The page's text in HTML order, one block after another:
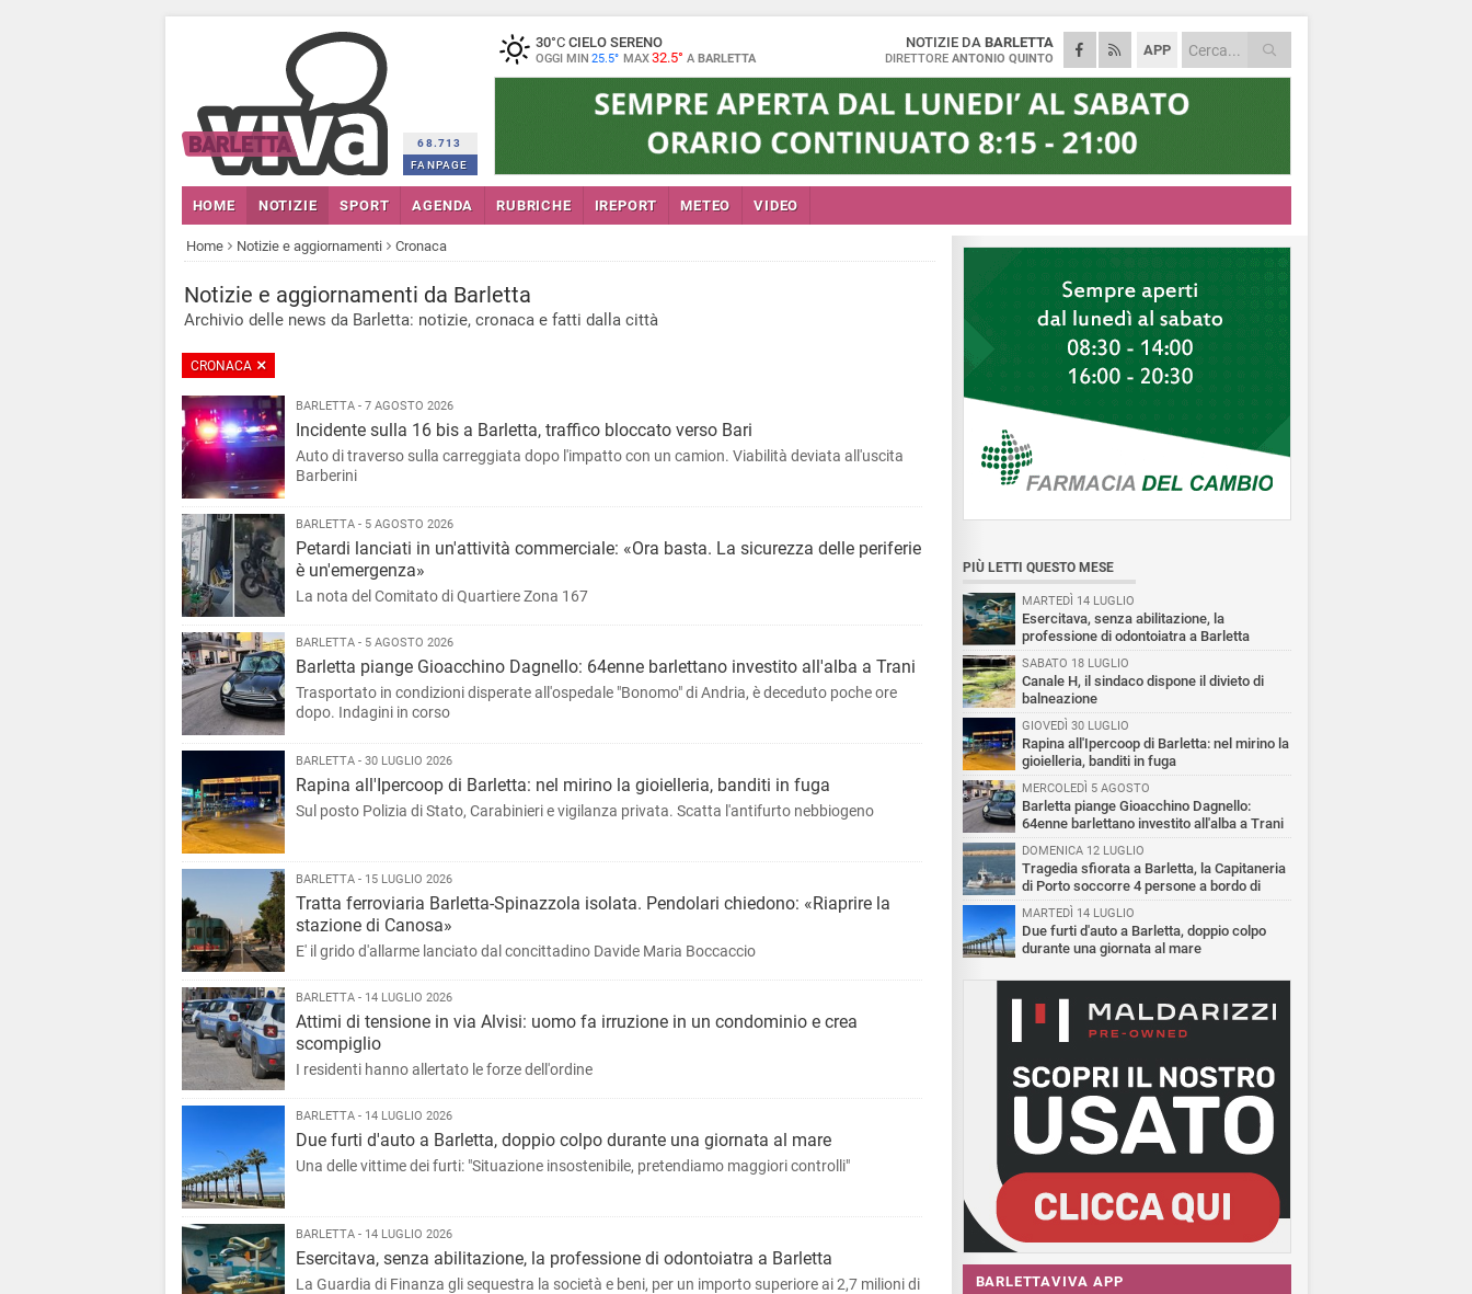
68.713
FANPAGE
30°CCIELO SERENO
OGGI MIN 25.5° MAX32.5° A BARLETTA
APP
NOTIZIE DA BARLETTA
DIRETTORE ANTONIO QUINTO
HOME NOTIZIE SPORT AGENDA RUBRICHE IREPORT METEO VIDEO
Home Notizie e aggiornamenti Cronaca
Notizie e aggiornamenti da Barletta
Archivio delle news da Barletta: notizie, cronaca e fatti dalla città
CRONACA
BARLETTA - 7 AGOSTO 2026
Incidente sulla 16 bis a Barletta, traffico bloccato verso Bari
Auto di traverso sulla carreggiata dopo l'impatto con un camion. Viabilità deviata all'uscita
Barberini
BARLETTA - 5 AGOSTO 2026
Petardi lanciati in un'attività commerciale: «Ora basta. La sicurezza delle periferie
è un'emergenza»
La nota del Comitato di Quartiere Zona 167
BARLETTA - 5 AGOSTO 2026
Barletta piange Gioacchino Dagnello: 64enne barlettano investito all'alba a Trani
Trasportato in condizioni disperate all'ospedale "Bonomo" di Andria, è deceduto poche ore
dopo. Indagini in corso
BARLETTA - 30 LUGLIO 2026
Rapina all'Ipercoop di Barletta: nel mirino la gioielleria, banditi in fuga
Sul posto Polizia di Stato, Carabinieri e vigilanza privata. Scatta l'antifurto nebbiogeno
BARLETTA - 15 LUGLIO 2026
Tratta ferroviaria Barletta-Spinazzola isolata. Pendolari chiedono: «Riaprire la
stazione di Canosa»
E' il grido d'allarme lanciato dal concittadino Davide Maria Boccaccio
BARLETTA - 14 LUGLIO 2026
Attimi di tensione in via Alvisi: uomo fa irruzione in un condominio e crea
scompiglio
I residenti hanno allertato le forze dell'ordine
BARLETTA - 14 LUGLIO 2026
Due furti d'auto a Barletta, doppio colpo durante una giornata al mare
Una delle vittime dei furti: "Situazione insostenibile, pretendiamo maggiori controlli"
BARLETTA - 14 LUGLIO 2026
Esercitava, senza abilitazione, la professione di odontoiatra a Barletta
La Guardia di Finanza gli sequestra la società e beni, per un importo superiore ai 2,7 milioni di
PIÙ LETTI QUESTO MESE
MARTEDÌ 14 LUGLIO
Esercitava, senza abilitazione, la
professione di odontoiatra a Barletta
SABATO 18 LUGLIO
Canale H, il sindaco dispone il divieto di
balneazione
GIOVEDÌ 30 LUGLIO
Rapina all'Ipercoop di Barletta: nel mirino la
gioielleria, banditi in fuga
MERCOLEDÌ 5 AGOSTO
Barletta piange Gioacchino Dagnello:
64enne barlettano investito all'alba a Trani
DOMENICA 12 LUGLIO
Tragedia sfiorata a Barletta, la Capitaneria
di Porto soccorre 4 persone a bordo di
tavole Sup
MARTEDÌ 14 LUGLIO
Due furti d'auto a Barletta, doppio colpo
durante una giornata al mare
BARLETTAVIVA APP